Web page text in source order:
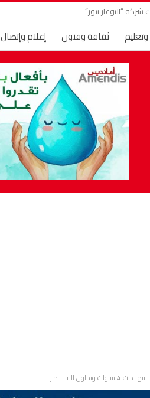
“البوغاز نيوز”
وتعليم ثقافة وفنون إعلام وإتصال
الانتـ ــحار